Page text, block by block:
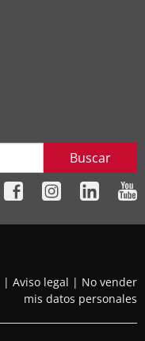
Buscar
| Aviso legal | No vender
mis datos personales